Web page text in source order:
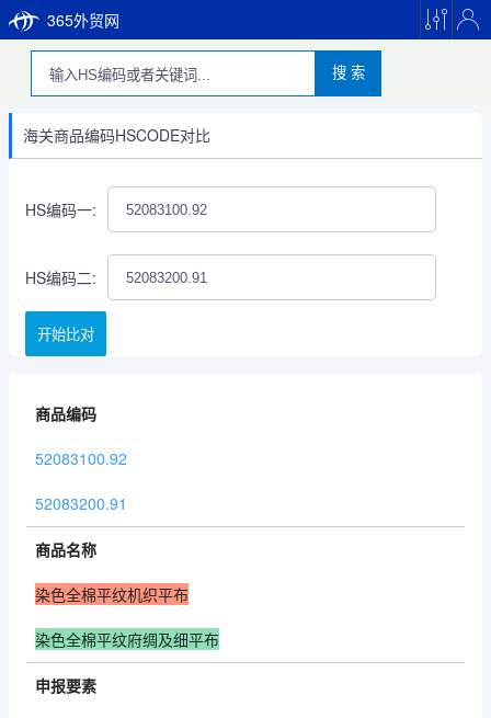
365外贸网
搜 索
海关商品编码HSCODE对比
HS编码一:
HS编码二:
开始比对
商品编码
52083100.92
52083200.91
商品名称
染色全棉平纹机织平布
染色全棉平纹府绸及细平布
申报要素